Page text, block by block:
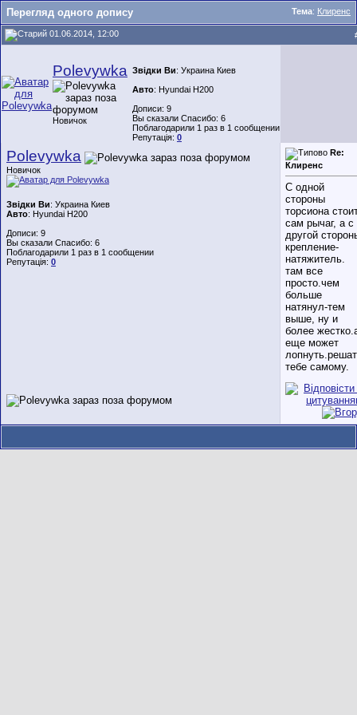
Тема: Клиренс
Перегляд одного допису
01.06.2014, 12:00
Polevywka
Новичок
Звідки Ви: Украина Киев
Авто: Hyundai H200
Дописи: 9
Вы сказали Спасибо: 6
Поблагодарили 1 раз в 1 сообщении
Репутація: 0
Polevywka
Новичок
Звідки Ви: Украина Киев
Авто: Hyundai H200
Дописи: 9
Вы сказали Спасибо: 6
Поблагодарили 1 раз в 1 сообщении
Репутація: 0
Re:
Клиренс
С одной
стороны
торсиона
сам рычаг, а с
другой
крепление-
натяжитель.
там все
просто.чем
больше
натянул-тем
выше, ну и
более
еще может
тебе самому.